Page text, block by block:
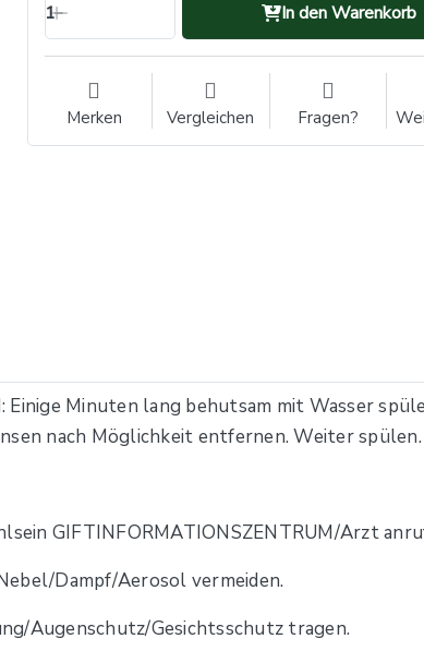
1 In den Warenkorb
Merken Vergleichen Fragen?
Einige Minuten lang behutsam mit Wasser
nach Möglichkeit entfernen. Weiter spülen.
GIFTINFORMATIONSZENTRUM/Arzt
Dampf/Aerosol vermeiden.
Augenschutz/Gesichtsschutz tragen.